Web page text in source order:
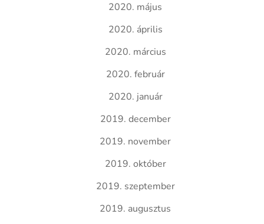
2020. május
2020. április
2020. március
2020. február
2020. január
2019. december
2019. november
2019. október
2019. szeptember
2019. augusztus